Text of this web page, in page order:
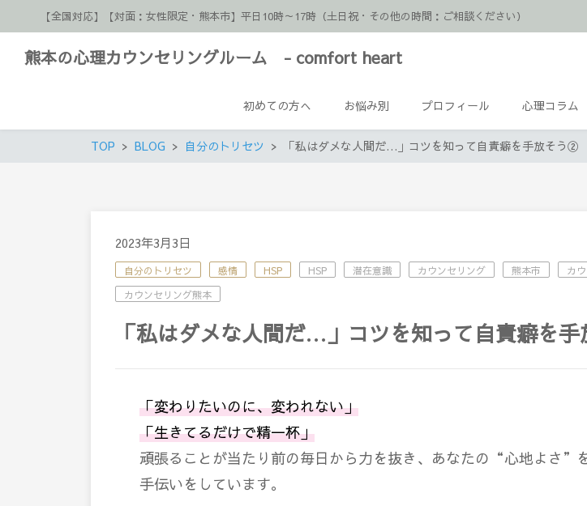
【全国対応】【対面：女性限定・熊本市】平日10時～17時（土日祝・その他の時間：ご相談ください）
熊本の心理カウンセリングルーム - comfort heart
初めての方へ お悩み別 プロフィール 心理コラム
TOP BLOG 自分のトリセツ 「私はダメな人間だ…」コツを知って自責癖を手放そう②
2023年3月3日
自分のトリセツ 感情 HSP HSP 潜在意識 カウンセリング 熊本市
カ
カウンセリング熊本
「私はダメな人間だ…」コツを知って自責癖を
「変わりたいのに、変われない」
「生きてるだけで精一杯」
頑張ることが当たり前の毎日から力を抜き、あなたの “心地よさ”
手伝いをしています。